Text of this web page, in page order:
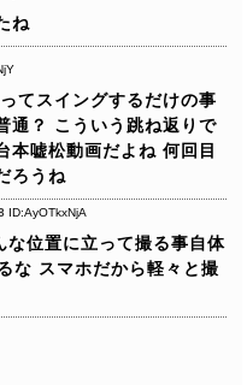
ね
てスイングするだけの事
通？
こういう跳ね返りで
本嘘松動画だよね 何回目
ろうね
ID:AyOTkxNjA
な位置に立って撮る事自体
な スマホだから軽々と撮